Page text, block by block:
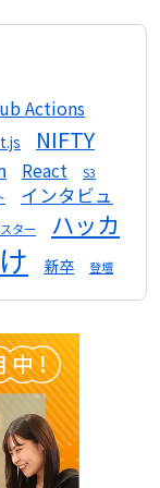
Actions
NIFTY
React S3
インタビュ
ター
ハッカ
新卒 登壇